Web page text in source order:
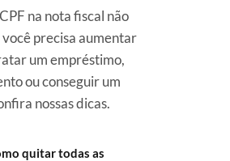
na nota fiscal não
você precisa aumentar
um empréstimo,
ou conseguir um
nossas dicas.
quitar todas as